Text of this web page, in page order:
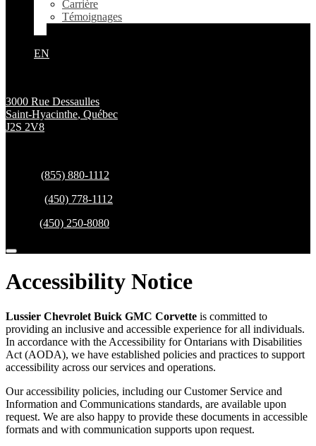
Carrière
Témoignages
EN
3000 Rue Dessaulles
Saint-Hyacinthe, Québec
J2S 2V8
(855) 880-1112
(450) 778-1112
(450) 250-8080
Accessibility Notice
Lussier Chevrolet Buick GMC Corvette is committed to
providing an inclusive and accessible experience for all individuals.
In accordance with the Accessibility for Ontarians with Disabilities
Act (AODA), we have established policies and practices to support
accessibility across our services and operations.
Our accessibility policies, including our Customer Service and
Information and Communications standards, are available upon
request. We are also happy to provide these documents in accessible
formats and with communication supports upon request.